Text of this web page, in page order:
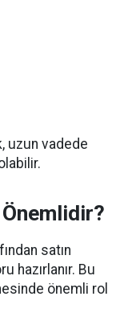
uzun vadede
satın
hazırlanır. Bu
önemli rol